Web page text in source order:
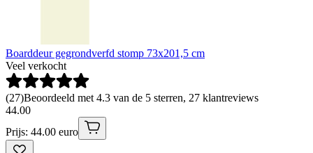
Boarddeur gegrondverfd stomp 73x201,5 cm
Veel verkocht
(27)Beoordeeld met 4.3 van de 5 sterren, 27 klantreviews
44.00
Prijs: 44.00 euro